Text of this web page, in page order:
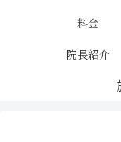
料金
院長紹介